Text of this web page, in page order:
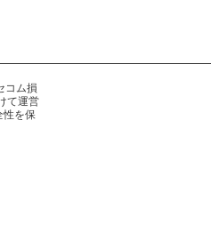
コム損
て運営
性を保